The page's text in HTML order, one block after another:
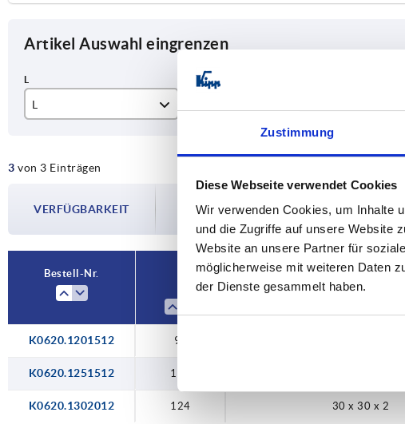
Zustimmung
Diese Webseite verwendet Cookies
Wir verwenden Cookies, um Inhalte
und die Zugriffe auf unsere Website
Website an unsere Partner für
möglicherweise mit weiteren Daten
der Dienste gesammelt haben.
Artikel Auswahl eingrenzen
L
122
3 von 3 Einträgen
VERFÜGBARKEIT
Die Verfügbarkeiten werden in regelmäßigen
Im finalen Schritt vor Abschluss Ihrer Bestellung
Versanddatum.
Bestell-Nr.
Passend zu
K0620.1201512 92
K0620.1251512 122
K0620.1302012 124 30 x 30 x 2